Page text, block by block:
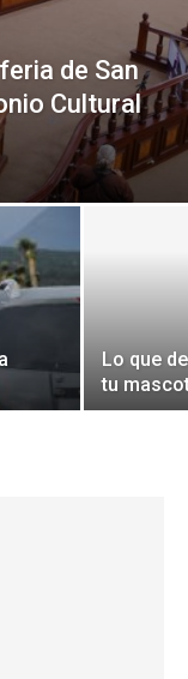
de San
Cultural
Lo que
tu